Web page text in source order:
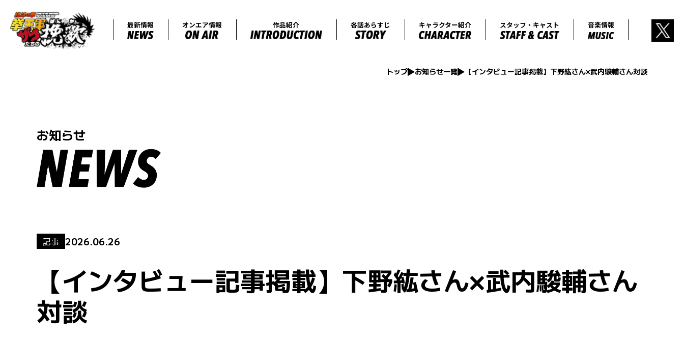
最新情報 オンエア情報 作品紹介 各話あらすじ キャラクター紹介 スタッフ・キ
トップ お知らせ一覧 【インタビュー記事掲載】下野紘さん×武内駿輔さん対談
お知らせ
記事 2026.06.26
【インタビュー記事掲載】下野紘さん×武内駿輔さん
対談